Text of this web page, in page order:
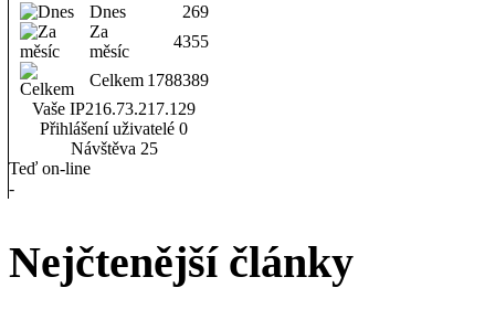
Dnes
269
Za
měsíc
4355
Celkem 1788389
Vaše IP216.73.217.129
Přihlášení uživatelé 0
Návštěva 25
Teď on-line
-
Nejčtenější články